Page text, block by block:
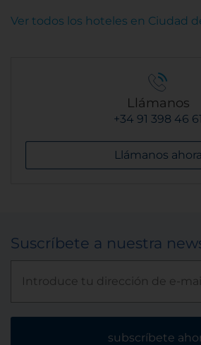
Ver todos los hoteles en Ciudad
Llámanos
+34 91 398 46 61
Llámanos ahora
Suscríbete a nuestra
subscríbete